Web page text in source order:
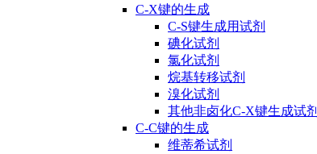
C-X键的生成
C-S键生成用试剂
碘化试剂
氯化试剂
烷基转移试剂
溴化试剂
其他非卤化C-X键生成试剂
C-C键的生成
维蒂希试剂